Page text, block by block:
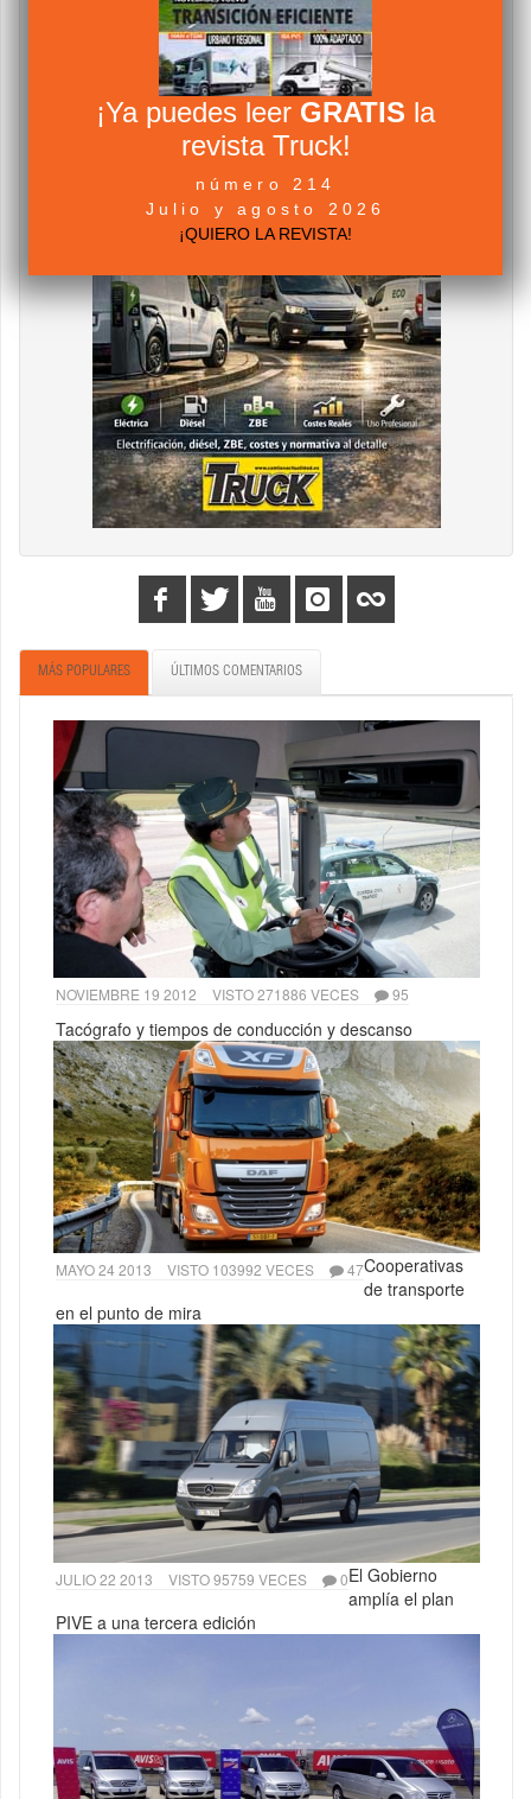
MÁS POPULARES ÚLTIMOS COMENTARIOS
NOVIEMBRE 19 2012 VISTO 271886 VECES 95
Tacógrafo y tiempos de conducción y descanso
MAYO 24 2013 VISTO 103992 VECES 47Cooperativas
de transporte
en el punto de mira
JULIO 22 2013 VISTO 95759 VECES 0El Gobierno
amplía el plan
PIVE a una tercera edición
¡Ya puedes leer GRATIS la
revista Truck!
número 214
Julio y agosto 2026
¡QUIERO LA REVISTA!